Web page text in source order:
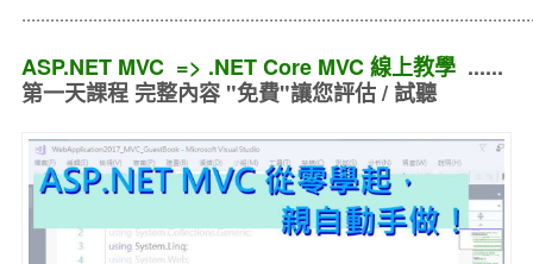
ASP.NET MVC => .NET Core MVC 線上教學......
第一天課程 完整內容 "免費"讓您評估 / 試聽